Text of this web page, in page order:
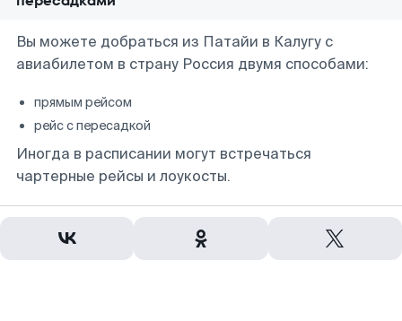
Вы можете добраться из Патайи в Калугу с
авиабилетом в страну Россия двумя способами:
прямым рейсом
рейс с пересадкой
Иногда в расписании могут встречаться
чартерные рейсы и лоукосты.